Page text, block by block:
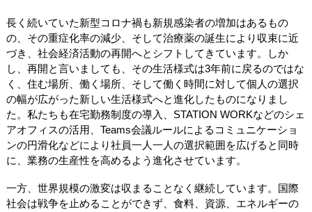
長く続いていた新型コロナ禍も新規感染者の増加はあるもの
の、その重症化率の減少、そして治療薬の誕生により収束に近
づき、社会経済活動の再開へとシフトしてきています。しか
し、再開と言いましても、その生活様式は3年前に戻るのではな
く、住む場所、働く場所、そして働く時間に対して個人の選択
の幅が広がった新しい生活様式へと進化したものになりまし
た。私たちも在宅勤務制度の導入、STATION WORKなどのシェ
アオフィスの活用、Teams会議ルールによるコミュニケーショ
ンの円滑化などにより社員一人一人の選択範囲を広げると同時
に、業務の生産性を高めるよう進化させています。
一方、世界規模の激変は収まることなく継続しています。国際
社会は戦争を止めることができず、食料、資源、エネルギーの